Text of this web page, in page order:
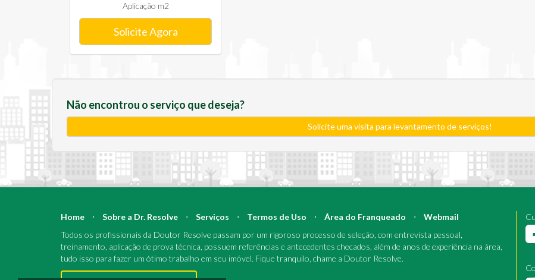
Aplicação m2
Solicite Agora
Não encontrou o serviço que deseja?
Solicite uma visita para levantamento de serviços!
Home ⋅ Sobre a Dr. Resolve ⋅ Serviços ⋅ Termos de Uso ⋅ Área do Franqueado ⋅
Webmail
Todos os profissionais da Doutor Resolve passam por um rigoroso processo de seleção, com entrevista pessoal,
treinamento, aplicação de prova técnica, possuem referências e antecedentes checados, além de anos de experiência na área,
tudo isso para fazer um ótimo trabalho em seu imóvel. Fique tranquilo, chame a Doutor Resolve.